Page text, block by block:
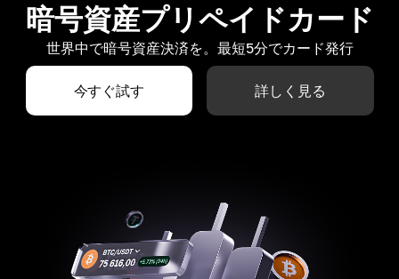
暗号資産プリペイドカード
世界中で暗号資産決済を。最短5分でカード発行
今すぐ試す 詳しく見る